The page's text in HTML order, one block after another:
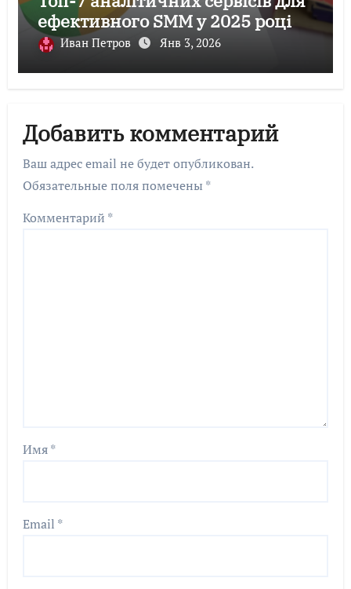
ефективного SMM у 2025 році
Иван Петров Янв 3, 2026
Добавить комментарий
Ваш адрес email не будет опубликован.
Обязательные поля помечены *
Комментарий *
Имя*
Email *